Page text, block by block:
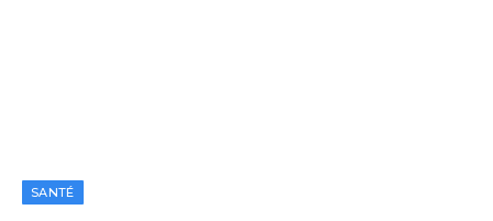
SANTÉ